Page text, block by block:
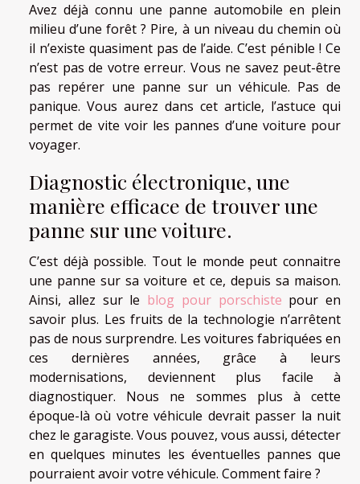
Avez déjà connu une panne automobile en plein
milieu d’une forêt ? Pire, à un niveau du chemin où
il n’existe quasiment pas de l’aide. C’est pénible ! Ce
n’est pas de votre erreur. Vous ne savez peut-être
pas repérer une panne sur un véhicule. Pas de
panique. Vous aurez dans cet article, l’astuce qui
permet de vite voir les pannes d’une voiture pour
voyager.
Diagnostic électronique, une
manière efficace de trouver une
panne sur une voiture.
C’est déjà possible. Tout le monde peut connaitre
une panne sur sa voiture et ce, depuis sa maison.
Ainsi, allez sur le blog pour porschiste pour en
savoir plus. Les fruits de la technologie n’arrêtent
pas de nous surprendre. Les voitures fabriquées en
ces dernières années, grâce à leurs
modernisations, deviennent plus facile à
diagnostiquer. Nous ne sommes plus à cette
époque-là où votre véhicule devrait passer la nuit
chez le garagiste. Vous pouvez, vous aussi, détecter
en quelques minutes les éventuelles pannes que
pourraient avoir votre véhicule. Comment faire ?